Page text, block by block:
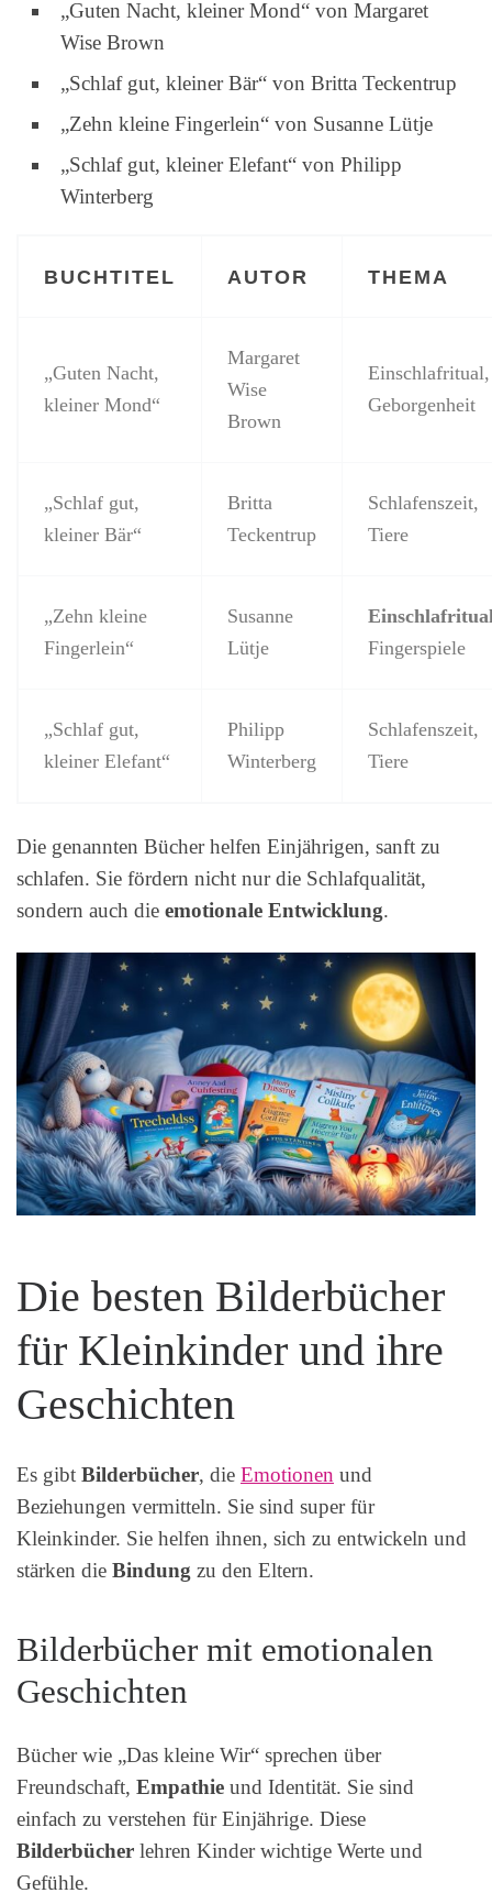
„Guten Nacht, kleiner Mond“ von Margaret
Wise Brown
„Schlaf gut, kleiner Bär“ von Britta Teckentrup
„Zehn kleine Fingerlein“ von Susanne Lütje
„Schlaf gut, kleiner Elefant“ von Philipp
Winterberg
BUCHTITEL AUTOR THEMA
„Guten Nacht,
kleiner Mond“
Margaret
Wise
Brown
Einschlafritual,
Geborgenheit
„Schlaf gut,
kleiner Bär“
Britta
Teckentrup
Schlafenszeit,
Tiere
„Zehn kleine
Fingerlein“
Susanne
Lütje
Fingerspiele
„Schlaf gut,
kleiner Elefant“
Philipp
Winterberg
Schlafenszeit,
Tiere
Die genannten Bücher helfen Einjährigen, sanft zu
schlafen. Sie fördern nicht nur die Schlafqualität,
sondern auch die emotionale Entwicklung.
Die besten Bilderbücher
für Kleinkinder und ihre
Geschichten
Es gibt Bilderbücher, die Emotionen und
Beziehungen vermitteln. Sie sind super für
Kleinkinder. Sie helfen ihnen, sich zu entwickeln und
stärken die Bindung zu den Eltern.
Bilderbücher mit emotionalen
Geschichten
Bücher wie „Das kleine Wir“ sprechen über
Freundschaft, Empathie und Identität. Sie sind
einfach zu verstehen für Einjährige. Diese
Bilderbücher lehren Kinder wichtige Werte und
Gefühle.